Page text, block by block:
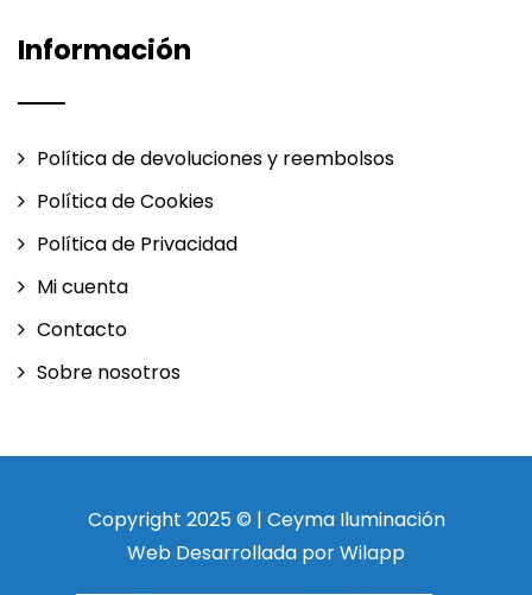
Información
Política de devoluciones y reembolsos
Política de Cookies
Política de Privacidad
Mi cuenta
Contacto
Sobre nosotros
Copyright 2025 © | Ceyma Iluminación
Web Desarrollada por Wilapp